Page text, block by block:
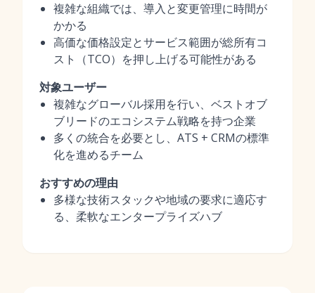
複雑な組織では、導入と変更管理に時間が
かかる
高価な価格設定とサービス範囲が総所有コ
スト（TCO）を押し上げる可能性がある
対象ユーザー
複雑なグローバル採用を行い、ベストオブ
ブリードのエコシステム戦略を持つ企業
多くの統合を必要とし、ATS + CRMの標準
化を進めるチーム
おすすめの理由
多様な技術スタックや地域の要求に適応す
る、柔軟なエンタープライズハブ